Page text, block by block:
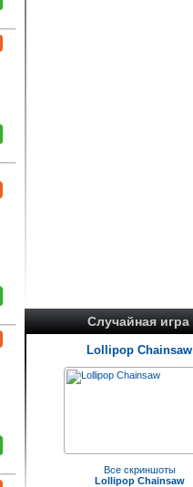
Случайная игра
Lollipop Chainsaw
Все скриншоты
Lollipop Chainsaw